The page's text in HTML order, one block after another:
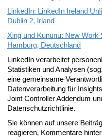
LinkedIn: LinkedIn Ireland
Dublin 2, Irland
Xing und Kununu: New
Hamburg, Deutschland
LinkedIn verarbeitet
Statistiken und Analysen
eine gemeinsame
Datenverarbeitung für
Joint Controller Addendum
Datenschutzrichtlinie.
Sie können auf unsere
reagieren, Kommentare